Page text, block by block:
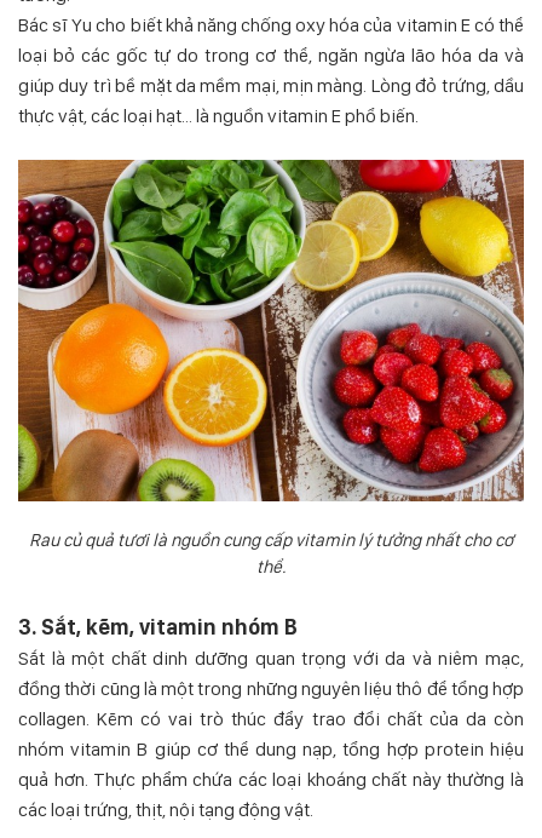
Bác sĩ Yu cho biết khả năng chống oxy hóa của vitamin E có thể
loại bỏ các gốc tự do trong cơ thể, ngăn ngừa lão hóa da và
giúp duy trì bề mặt da mềm mại, mịn màng. Lòng đỏ trứng, dầu
thực vật, các loại hạt... là nguồn vitamin E phổ biến.
Rau củ quả tươi là nguồn cung cấp vitamin lý tưởng nhất cho cơ
thể.
3. Sắt, kẽm, vitamin nhóm B
Sắt là một chất dinh dưỡng quan trọng với da và niêm mạc,
đồng thời cũng là một trong những nguyên liệu thô để tổng hợp
collagen. Kẽm có vai trò thúc đẩy trao đổi chất của da còn
nhóm vitamin B giúp cơ thể dung nạp, tổng hợp protein hiệu
quả hơn. Thực phẩm chứa các loại khoáng chất này thường là
các loại trứng, thịt, nội tạng động vật.